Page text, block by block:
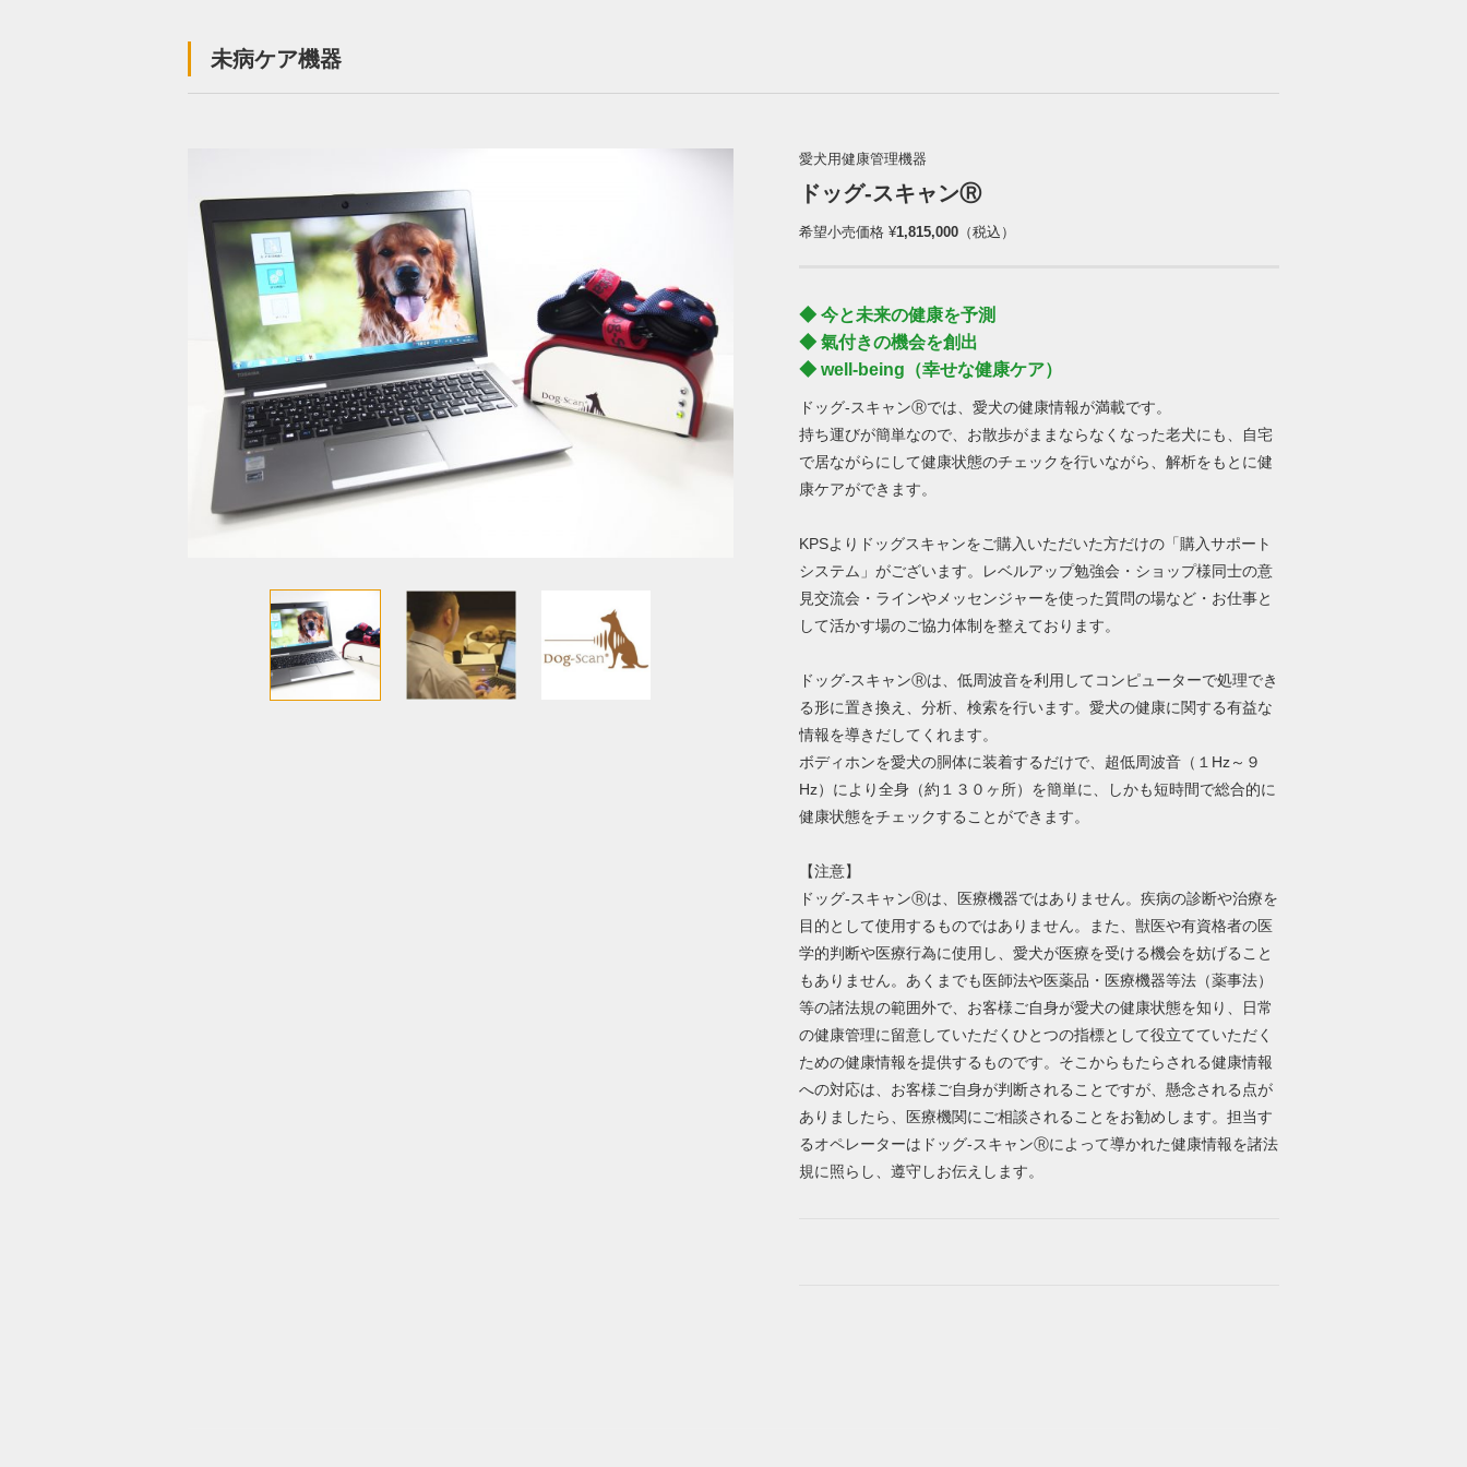
未病ケア機器
愛犬用健康管理機器
ドッグ‐スキャンⓇ
希望小売価格 ¥1,815,000 （税込）
◆ 今と未来の健康を予測
◆ 氣付きの機会を創出
◆ well-being（幸せな健康ケア）
ドッグ‐スキャンⓇでは、愛犬の健康情報が満載です。
持ち運びが簡単なので、お散歩がままならなくなった老犬にも、自宅
で居ながらにして健康状態のチェックを行いながら、解析をもとに健
康ケアができます。
KPSよりドッグスキャンをご購入いただいた方だけの「購入サポート
システム」がございます。レベルアップ勉強会・ショップ様同士の意
見交流会・ラインやメッセンジャーを使った質問の場など・お仕事と
して活かす場のご協力体制を整えております。
ドッグ‐スキャンⓇは、低周波音を利用してコンピューターで処理でき
る形に置き換え、分析、検索を行います。愛犬の健康に関する有益な
情報を導きだしてくれます。
ボディホンを愛犬の胴体に装着するだけで、超低周波音（１Hz～９
Hz）により全身（約１３０ヶ所）を簡単に、しかも短時間で総合的に
健康状態をチェックすることができます。
【注意】
ドッグ‐スキャンⓇは、医療機器ではありません。疾病の診断や治療を
目的として使用するものではありません。また、獣医や有資格者の医
学的判断や医療行為に使用し、愛犬が医療を受ける機会を妨げること
もありません。あくまでも医師法や医薬品・医療機器等法（薬事法）
等の諸法規の範囲外で、お客様ご自身が愛犬の健康状態を知り、日常
の健康管理に留意していただくひとつの指標として役立てていただく
ための健康情報を提供するものです。そこからもたらされる健康情報
への対応は、お客様ご自身が判断されることですが、懸念される点が
ありましたら、医療機関にご相談されることをお勧めします。担当す
るオペレーターはドッグ‐スキャンⓇによって導かれた健康情報を諸法
規に照らし、遵守しお伝えします。